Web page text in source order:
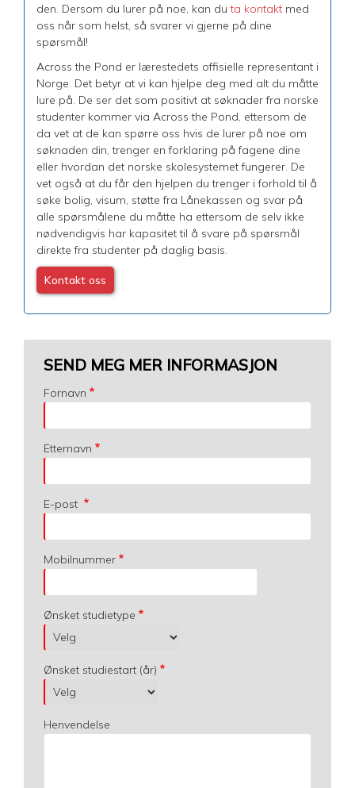
den. Dersom du lurer på noe, kan duta kontakt med
oss når som helst, så svarer vi gjerne på dine
spørsmål!
Across the Pond er lærestedets offisielle representant i
Norge. Det betyr at vi kan hjelpe deg med alt du måtte
lure på. De ser det som positivt at søknader fra norske
studenter kommer via Across the Pond, ettersom de
da vet at de kan spørre oss hvis de lurer på noe om
søknaden din, trenger en forklaring på fagene dine
eller hvordan det norske skolesystemet fungerer. De
vet også at du får den hjelpen du trenger i forhold til å
søke bolig, visum, støtte fra Lånekassen og svar på
alle spørsmålene du måtte ha ettersom de selv ikke
nødvendigvis har kapasitet til å svare på spørsmål
direkte fra studenter på daglig basis.
Kontakt oss
SEND MEG MER INFORMASJON
Fornavn
Etternavn
E-post
Mobilnummer
Ønsket studietype
Ønsket studiestart (år)
Henvendelse